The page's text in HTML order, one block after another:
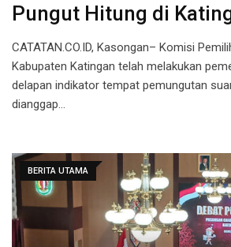
Pungut Hitung di
CATATAN.CO.ID, Kasongan– Komisi
Kabupaten Katingan telah melakukan
delapan indikator tempat pemungutan
dianggap…
BERITA UTAMA